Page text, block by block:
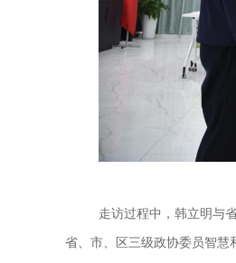
走访过程中，韩立明与
省、市、区三级政协委员智慧